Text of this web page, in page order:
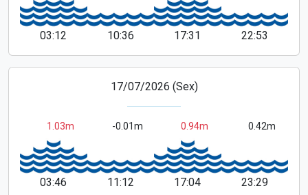
03:12 10:36 17:31 22:53
17/07/2026 (Sex)
1.03m
03:46
-0.01m
11:12
0.94m
17:04
0.42m
23:29